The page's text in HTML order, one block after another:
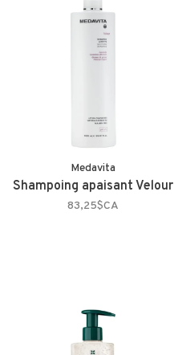
Medavita
Shampoing apaisant Velour
83,25$CA